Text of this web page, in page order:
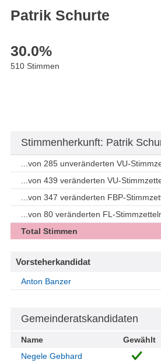
Patrik Schurte
30.0%
510 Stimmen
Stimmenherkunft: Patrik
...von 285 unveränderten VU-
...von 439 veränderten VU-
...von 347 veränderten FBP-
...von 80 veränderten FL-
Total Stimmen
Vorsteherkandidat
Anton Banzer
Gemeinderatskandidaten
Name Gewählt
Negele Gebhard